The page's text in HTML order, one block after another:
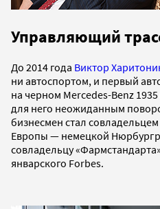
Управляющий
До 2014 года Виктор
ни автоспортом, и первый
на черном Mercedes-Benz
для него неожиданным
бизнесмен стал
Европы — немецкой
совладельцу
январского Forbes.